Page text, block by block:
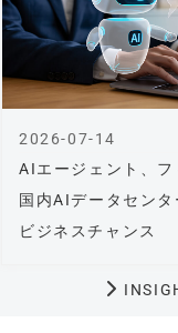
AIエージェント、フ
国内AIデータセン
ビジネスチャンス
2026-07-14